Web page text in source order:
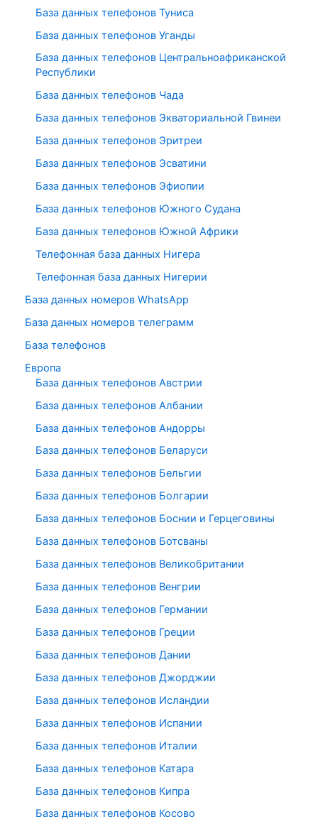
База данных телефонов Туниса
База данных телефонов Уганды
База данных телефонов Центральноафриканской
Республики
База данных телефонов Чада
База данных телефонов Экваториальной Гвинеи
База данных телефонов Эритреи
База данных телефонов Эсватини
База данных телефонов Эфиопии
База данных телефонов Южного Судана
База данных телефонов Южной Африки
Телефонная база данных Нигера
Телефонная база данных Нигерии
База данных номеров WhatsApp
База данных номеров телеграмм
База телефонов
Европа
База данных телефонов Австрии
База данных телефонов Албании
База данных телефонов Андорры
База данных телефонов Беларуси
База данных телефонов Бельгии
База данных телефонов Болгарии
База данных телефонов Боснии и Герцеговины
База данных телефонов Ботсваны
База данных телефонов Великобритании
База данных телефонов Венгрии
База данных телефонов Германии
База данных телефонов Греции
База данных телефонов Дании
База данных телефонов Джорджии
База данных телефонов Исландии
База данных телефонов Испании
База данных телефонов Италии
База данных телефонов Катара
База данных телефонов Кипра
База данных телефонов Косово